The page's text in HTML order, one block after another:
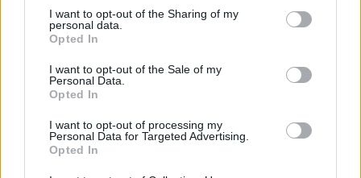
not limited to your visit or usage behaviour. You may click to
grant or deny consent to Google and its third-party tags to
use your data for below specified purposes in below Google
consent section.
I want to opt-out of the Sharing of my
personal data.
Opted In
I want to opt-out of the Sale of my
Personal Data.
Opted In
I want to opt-out of processing my
Personal Data for Targeted Advertising.
Opted In